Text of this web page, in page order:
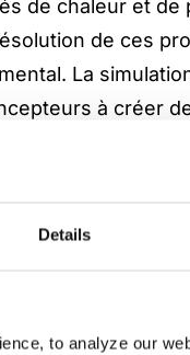
Details
to analyze our
de chaleur et de
de ces
La
à créer
ce